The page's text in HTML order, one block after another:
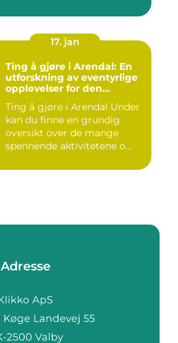
17. jan
Ting å gjøre i Arendal: En
utforskning av eventyrlige
opplevelser for den
Ting å gjøre i Arendal Under
kan du finne en grundig
oversikt over de mange
spennende aktivitetene o...
Adresse